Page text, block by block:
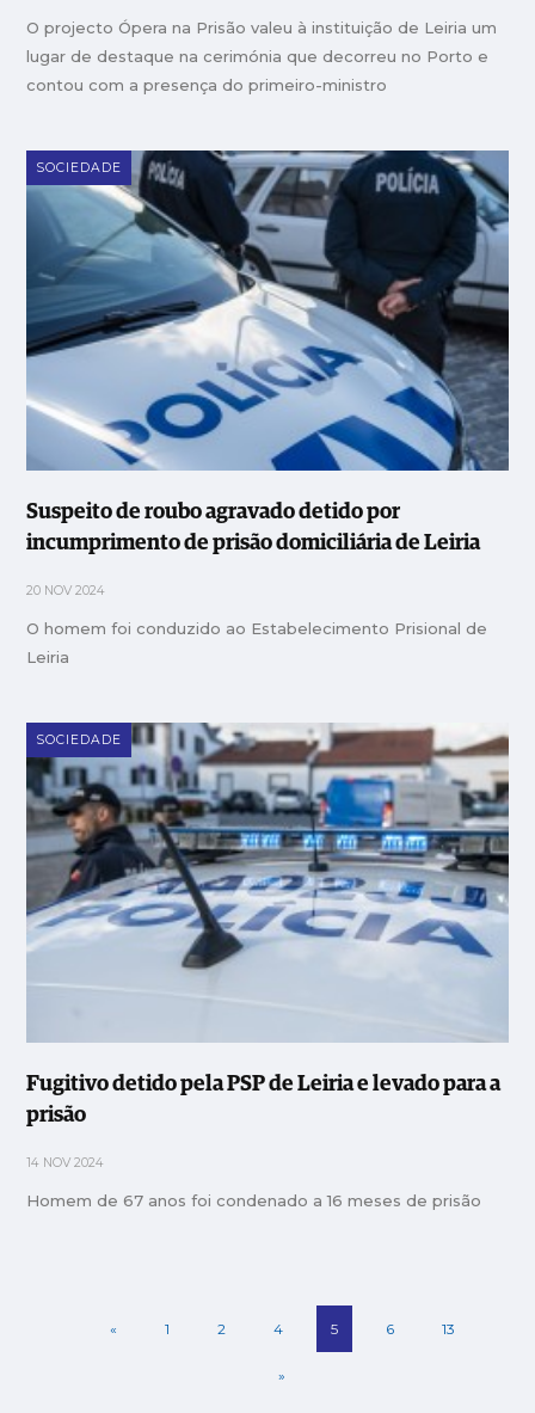
O projecto Ópera na Prisão valeu à instituição de Leiria um
lugar de destaque na cerimónia que decorreu no Porto e
contou com a presença do primeiro-ministro
SOCIEDADE
Suspeito de roubo agravado detido por
incumprimento de prisão domiciliária de Leiria
20 NOV 2024
O homem foi conduzido ao Estabelecimento Prisional de
Leiria
SOCIEDADE
Fugitivo detido pela PSP de Leiria e levado para a
prisão
14 NOV 2024
Homem de 67 anos foi condenado a 16 meses de prisão
« 1 2 4 5 6 13
»